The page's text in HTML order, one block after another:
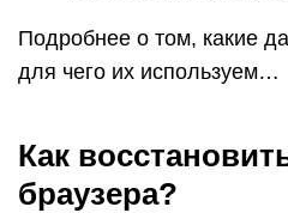
Подробнее о том, какие
для чего их используем…
Как
браузера?